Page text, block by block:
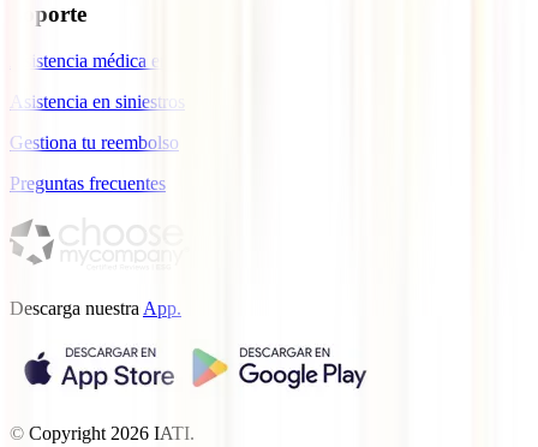
Soporte
Asistencia médica en viajes
Asistencia en siniestros
Gestiona tu reembolso
Preguntas frecuentes
Descarga nuestra App.
© Copyright 2026 IATI.